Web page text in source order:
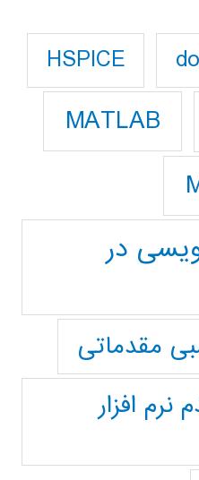
HSPICE
MATLAB
در
مقدماتی
افزار